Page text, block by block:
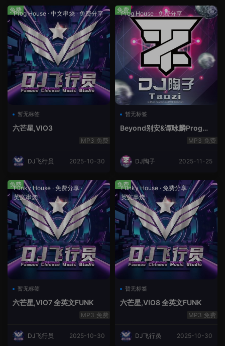
Prog House · 中文串烧·免费分享
暂无标签
六芒星,VIO3
免费
DJ飞行员 2025-10-30
免费 Prog House·免费分享
暂无标签
Beyond别安&谭咏麟ProgHo
免费
DJ陶子 2025-11-25
免费
Funky House · 免费分享·
英文串烧
暂无标签
六芒星,VIO7 全英文FUNK
免费
DJ飞行员 2025-10-30
免费 Funky House · 免费分享·
英文串烧
暂无标签
六芒星,VIO8 全英文FUNK
免费
DJ飞行员 2025-10-30
免费